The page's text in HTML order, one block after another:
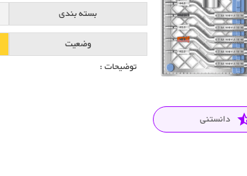
دانستنی
بسته بندی
وضعیت
توضیحات :